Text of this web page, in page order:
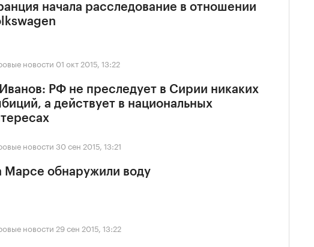
начала расследование в отношении
новости 01 окт 2015, 13:22
РФ не преследует в Сирии никаких
а действует в национальных
новости 30 сен 2015, 13:21
Марсе обнаружили воду
новости 29 сен 2015, 13:22